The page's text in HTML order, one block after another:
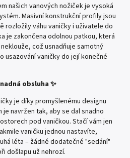
našich vanových nožiček je vysoká
Masivní konstrukční profily jsou
rozložily váhu vaničky i uživatele do
je zakončena odolnou patkou, která
což usnadňuje samotný
usazování vaničky do její konečné
obsluha ✨
je díky promyšlenému designu
navržen tak, aby se dal snadno
pod vaničkou. Stačí vám jen
vaničku jednou nastavíte,
léta – žádné dodatečné "sedání"
došlapu už nehrozí.